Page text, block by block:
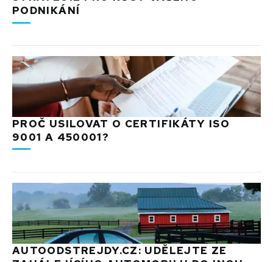
PODNIKÁNÍ
PROČ USILOVAT O CERTIFIKÁTY ISO
9001 A 450001?
AUTOODSTREJDY.CZ: UDĚLEJTE ZE